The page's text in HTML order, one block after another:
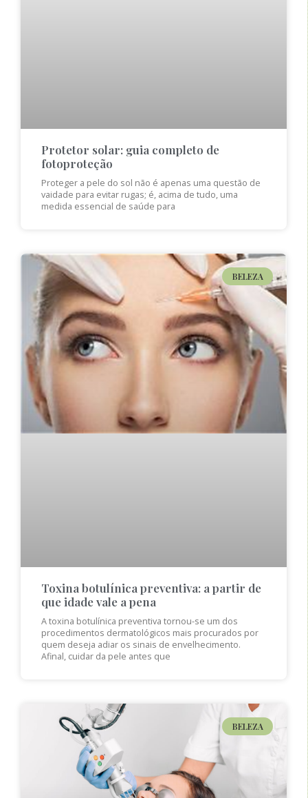
Protetor solar: guia completo de
fotoproteção
Proteger a pele do sol não é apenas uma questão de
vaidade para evitar rugas; é, acima de tudo, uma
medida essencial de saúde para
BELEZA
Toxina botulínica preventiva: a partir de
que idade vale a pena
A toxina botulínica preventiva tornou-se um dos
procedimentos dermatológicos mais procurados por
quem deseja adiar os sinais de envelhecimento.
Afinal, cuidar da pele antes que
BELEZA